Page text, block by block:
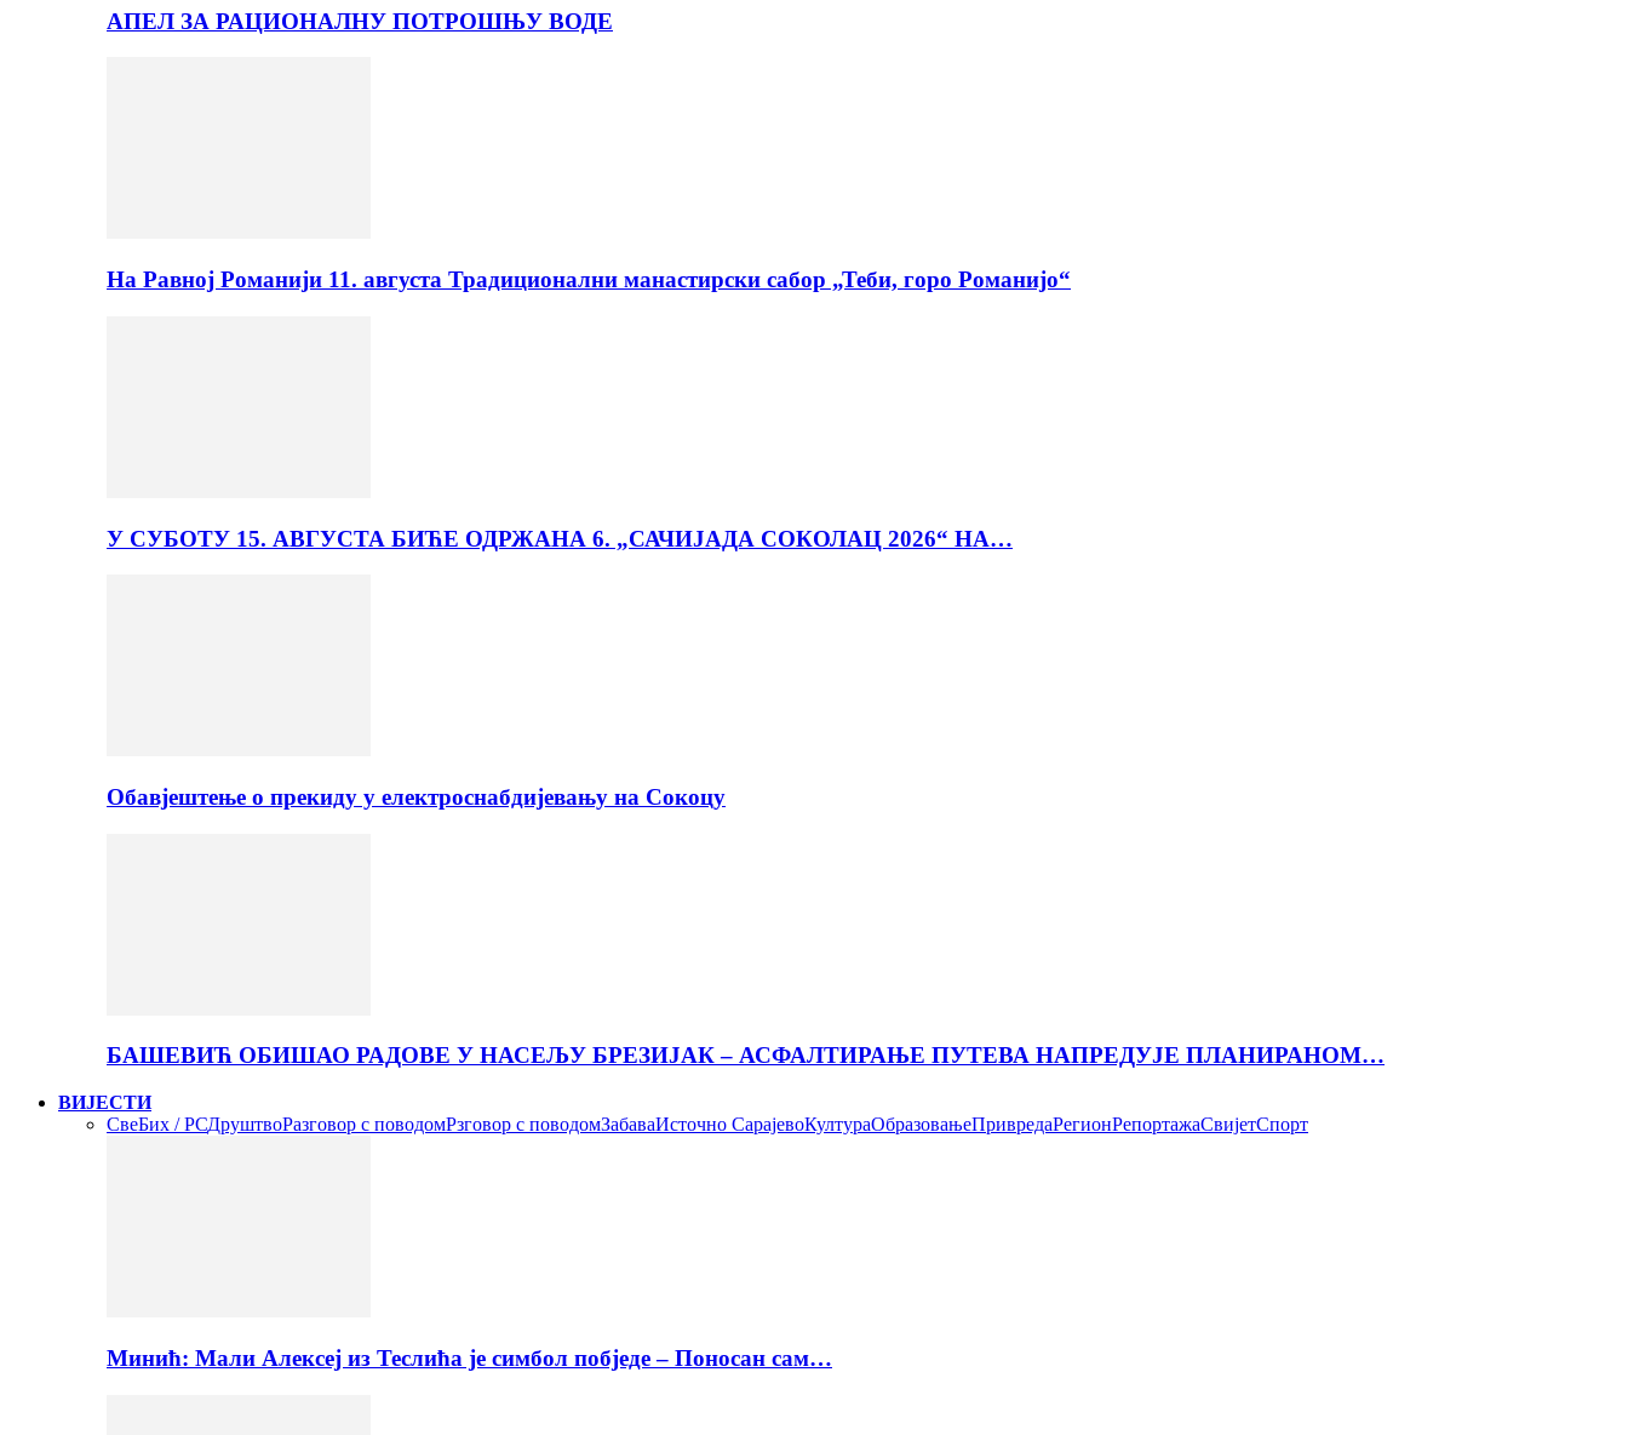
АПЕЛ ЗА РАЦИОНАЛНУ ПОТРОШЊУ ВОДЕ
На Равној Романији 11. августа Традиционални манастирски сабор „Теби, горо Романијо“
У СУБОТУ 15. АВГУСТА БИЋЕ ОДРЖАНА 6. „САЧИЈАДА СОКОЛАЦ 2026“ НА…
Обавјештење о прекиду у електроснабдијевању на Сокоцу
БАШЕВИЋ ОБИШАО РАДОВЕ У НАСЕЉУ БРЕЗИЈАК – АСФАЛТИРАЊЕ ПУТЕВА НАПРЕДУЈЕ ПЛАНИРАНОМ…
ВИЈЕСТИ
СвеБих / РСДруштвоРазговор с поводомРзговор с поводомЗабаваИсточно СарајевоКултураОбразовањеПривредаРегионРепортажаСвијетСпорт
Минић: Мали Алексеј из Теслића је симбол побједе – Поносан сам…